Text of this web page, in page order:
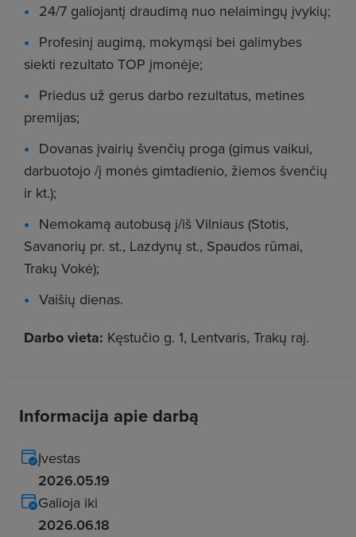
24/7 galiojantį draudimą nuo nelaimingų įvykių;
Profesinį augimą, mokymąsi bei galimybes
siekti rezultato TOP įmonėje;
Priedus už gerus darbo rezultatus, metines
premijas;
Dovanas įvairių švenčių proga (gimus vaikui,
darbuotojo /į monės gimtadienio, žiemos švenčių
ir kt.);
Nemokamą autobusą į/iš Vilniaus (Stotis,
Savanorių pr. st., Lazdynų st., Spaudos rūmai,
Trakų Vokė);
Vaišių dienas.
Darbo vieta: Kęstučio g. 1, Lentvaris, Trakų raj.
Informacija apie darbą
Įvestas
2026.05.19
Galioja iki
2026.06.18